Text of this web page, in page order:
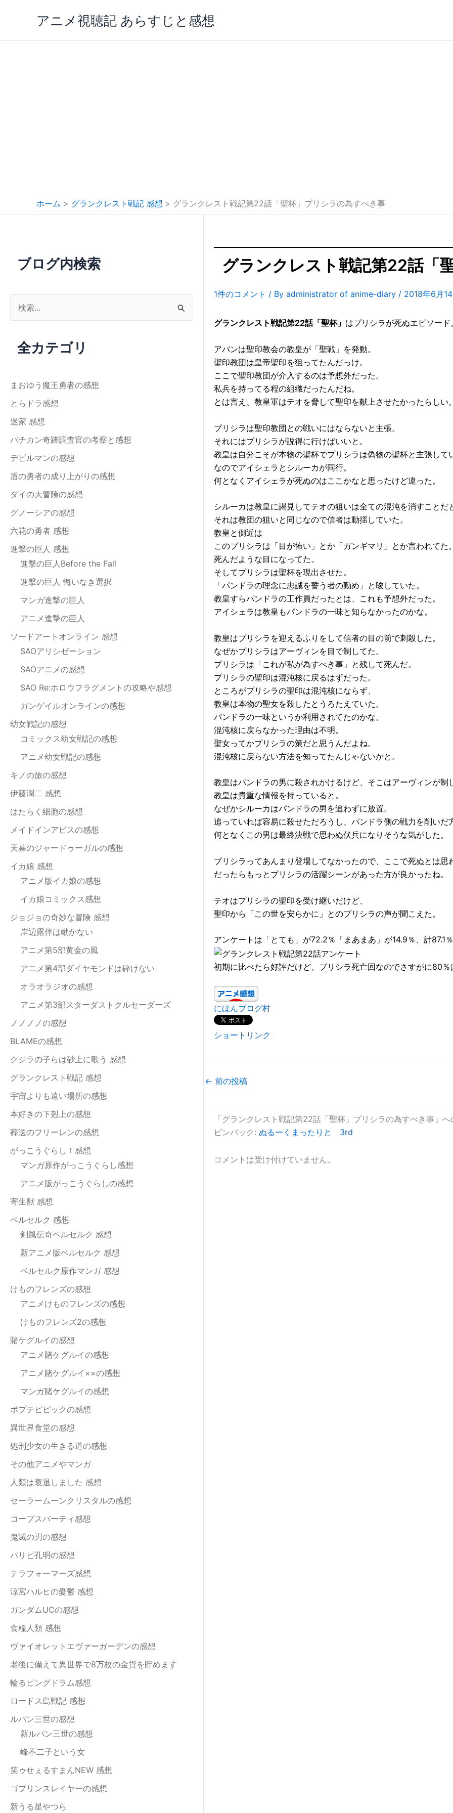
アニメ視聴記 あらすじと感想
ホーム グランクレスト戦記 感想 グランクレスト戦記第22話「聖杯」プリシラの為すべき事
ブログ内検索
索
全カテゴリ
まおゆう魔王勇者の感想
とらドラ感想
迷家 感想
バチカン奇跡調査官の考察と感想
デビルマンの感想
盾の勇者の成り上がりの感想
ダイの大冒険の感想
グノーシアの感想
六花の勇者 感想
進撃の巨人 感想
進撃の巨人Before the Fall
進撃の巨人 悔いなき選択
マンガ進撃の巨人
アニメ進撃の巨人
ソードアートオンライン 感想
SAOアリシゼーション
SAOアニメの感想
SAO Re:ホロウフラグメントの攻略や感想
ガンゲイルオンラインの感想
幼女戦記の感想
コミックス幼女戦記の感想
アニメ幼女戦記の感想
キノの旅の感想
伊藤潤二 感想
はたらく細胞の感想
メイドインアビスの感想
天幕のジャードゥーガルの感想
イカ娘 感想
アニメ版イカ娘の感想
イカ娘コミックス感想
ジョジョの奇妙な冒険 感想
岸辺露伴は動かない
アニメ第5部黄金の風
アニメ第4部ダイヤモンドは砕けない
オラオラジオの感想
アニメ第3部スターダストクルセーダーズ
ノノノノの感想
BLAMEの感想
クジラの子らは砂上に歌う 感想
グランクレスト戦記 感想
宇宙よりも遠い場所の感想
本好きの下剋上の感想
葬送のフリーレンの感想
がっこうぐらし！感想
マンガ原作がっこうぐらし感想
アニメ版がっこうぐらしの感想
寄生獣 感想
ベルセルク 感想
剣風伝奇ベルセルク 感想
新アニメ版ベルセルク 感想
ベルセルク原作マンガ 感想
けものフレンズの感想
アニメけものフレンズの感想
けものフレンズ2の感想
賭ケグルイの感想
アニメ賭ケグルイの感想
アニメ賭ケグルイ××の感想
マンガ賭ケグルイの感想
ポプテピピックの感想
異世界食堂の感想
処刑少女の生きる道の感想
その他アニメやマンガ
人類は衰退しました 感想
セーラームーンクリスタルの感想
コープスパーティ感想
鬼滅の刃の感想
パリピ孔明の感想
テラフォーマーズ感想
涼宮ハルヒの憂鬱 感想
ガンダムUCの感想
食糧人類 感想
ヴァイオレットエヴァーガーデンの感想
老後に備えて異世界で8万枚の金貨を貯めます
輪るピングドラム感想
ロードス島戦記 感想
ルパン三世の感想
新ルパン三世の感想
峰不二子という女
笑ゥせぇるすまんNEW 感想
ゴブリンスレイヤーの感想
新うる星やつら
グランクレスト戦記第22話「
1件のコメント / Byadministrator of anime-diary / 2018年6月
グランクレスト戦記第22話「聖杯」 はプリシラが死ぬエピソード
アバンは聖印教会の教皇が「聖戦」を発動。
聖印教団は皇帝聖印を狙ってたんだっけ。
ここで聖印教団が介入するのは予想外だった。
私兵を持ってる程の組織だったんだね。
とは言え、教皇軍はテオを脅して聖印を献上させたかったらしい。
プリシラは聖印教団との戦いにはならないと主張。
それにはプリシラが説得に行けばいいと。
教皇は自分こそが本物の聖杯でプリシラは偽物の聖杯と主張して
なのでアイシェラとシルーカが同行。
何となくアイシェラが死ぬのはここかなと思ったけど違った。
シルーカは教皇に謁見してテオの狙いは全ての混沌を消すことだ
それは教団の狙いと同じなので信者は動揺していた。
教皇と側近は
このプリシラは「目が怖い」とか「ガンギマリ」とか言われてた。
死んだような目になってた。
そしてプリシラは聖杯を現出させた。
「パンドラの理念に忠誠を誓う者の勤め」と唆していた。
教皇すらパンドラの工作員だったとは、これも予想外だった。
アイシェラは教皇もパンドラの一味と知らなかったのかな。
教皇はプリシラを迎えるふりをして信者の目の前で刺殺した。
なぜかプリシラはアーヴィンを目で制してた。
プリシラは「これが私が為すべき事」と残して死んだ。
プリシラの聖印は混沌核に戻るはずだった。
ところがプリシラの聖印は混沌核にならず、
教皇は本物の聖女を殺したとうろたえていた。
パンドラの一味というか利用されてたのかな。
混沌核に戻らなかった理由は不明。
聖女ってかプリシラの策だと思うんだよね。
混沌核に戻らない方法を知ってたんじゃないかと。
教皇はパンドラの男に殺されかけるけど、そこはアーヴィンが制
教皇は貴重な情報を持っていると。
なぜかシルーカはパンドラの男を追わずに放置。
追っていれば容易に殺せただろうし、パンドラ側の戦力を削いだ
何となくこの男は最終決戦で思わぬ伏兵になりそうな気がした。
プリシラってあんまり登場してなかったので、ここで死ぬとは思
だったらもっとプリシラの活躍シーンがあった方が良かったね。
テオはプリシラの聖印を受け継いだけど、
聖印から「この世を安らかに」とのプリシラの声が聞こえた。
アンケートは「とても」が72.2％「まあまあ」が14.9％、計87.1
初期に比べたら好評だけど、プリシラ死亡回なのでさすがに80％
にほんブログ村
ショートリンク
← 前の投稿
「グランクレスト戦記第22話「聖杯」プリシラの為すべき事」
ピンバック:ぬるーくまったりと 3rd
コメントは受け付けていません。